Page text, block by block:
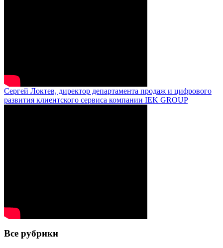
Сергей Локтев, директор департамента продаж и цифрового
развития клиентского сервиса компании IEK GROUP
Все рубрики